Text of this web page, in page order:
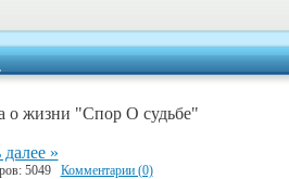
о жизни "Спор О судьбе"
»
5049 Комментарии (0)